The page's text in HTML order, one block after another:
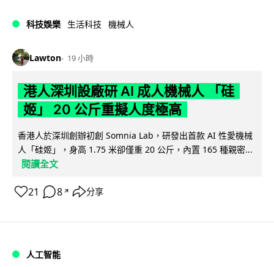
科技娛樂 生活科技 機械人
Lawton 19 小時
港人深圳設廠研 AI 成人機械人 「硅
姬」 20 公斤重擬人度極高
香港人於深圳創辦初創 Somnia Lab，研發出首款 AI 性愛機械
人「硅姬」，身高 1.75 米卻僅重 20 公斤，內置 165 種親密...
閱讀全文
21 8 ↗ 分享
人工智能